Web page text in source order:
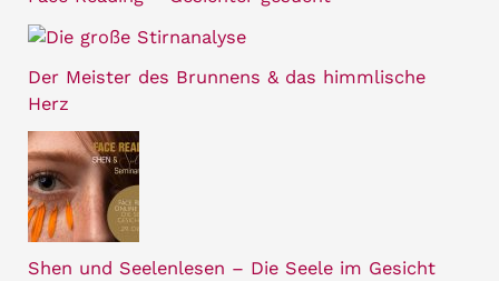
Der Meister des Brunnens & das himmlische
Herz
Shen und Seelenlesen – Die Seele im Gesicht